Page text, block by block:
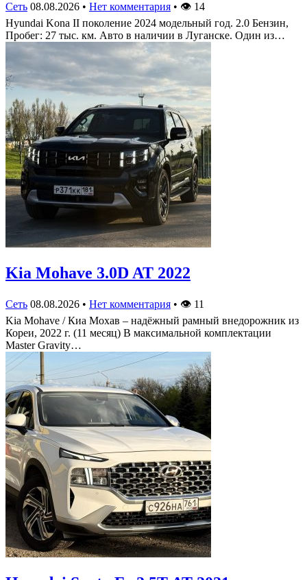
Сеть 08.08.2026 • Нет комментария • 👁 14
Hyundai Kona II поколение 2024 модельный год. 2.0 Бензин,
Пробег: 27 тыс. км. Авто в наличии в Луганске. Один из…
Kia Mohave 3.0D AT 2022
Сеть 08.08.2026 • Нет комментария • 👁 11
Kia Mohave / Киа Мохав – надёжный рамный внедорожник из
Кореи, 2022 г. (11 месяц) В максимальной комплектации
Master Gravity…